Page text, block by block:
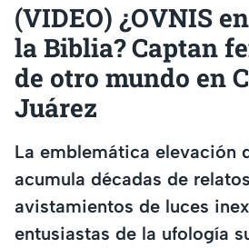
(VIDEO) ¿OVNIS
la Biblia? Captan
de otro mundo en
Juárez
La emblemática elevación
acumula décadas de
avistamientos de luces
entusiastas de la ufología